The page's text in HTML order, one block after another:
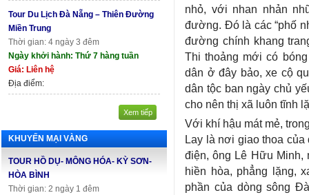
Tour Du Lịch Đà Nẵng – Thiên Đường
Miền Trung
Thời gian: 4 ngày 3 đêm
Ngày khởi hành: Thứ 7 hàng tuần
Giá: Liên hệ
Địa điểm:
Xem tiếp
KHUYẾN MẠI VÀNG
TOUR HỒ DỤ- MÔNG HÓA- KỲ SƠN-
HÒA BÌNH
Thời gian: 2 ngày 1 đêm
nhỏ, với nhan nhản
đường. Đó là các “phố
đường chính khang
Thi thoảng mới có
dân ở đây bảo, xe cộ
dân tộc ban ngày chủ
cho nên thị xã luôn tĩnh
Với khí hậu mát mẻ,
Lay là nơi giao thoa
điện, ông Lê Hữu
hiền hòa, phẳng lặng,
phần của dòng sông